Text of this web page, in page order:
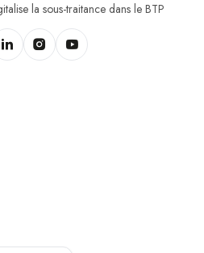
la sous-traitance dans le BTP